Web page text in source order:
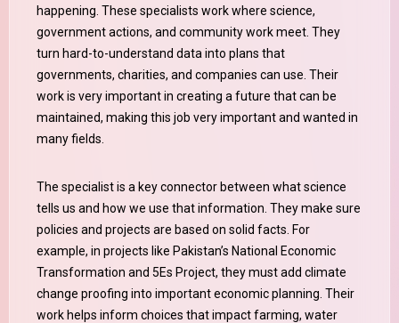
happening. These specialists work where science,
government actions, and community work meet. They
turn hard-to-understand data into plans that
governments, charities, and companies can use. Their
work is very important in creating a future that can be
maintained, making this job very important and wanted in
many fields.
The specialist is a key connector between what science
tells us and how we use that information. They make sure
policies and projects are based on solid facts. For
example, in projects like Pakistan’s National Economic
Transformation and 5Es Project, they must add climate
change proofing into important economic planning. Their
work helps inform choices that impact farming, water